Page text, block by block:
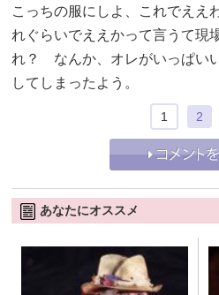
こっちの服にしよ、これでええ
れぐらいでええかって言うて現
れ？ なんか、オレがいっぱい
してしまったよう。
1 2
あなたにオススメ